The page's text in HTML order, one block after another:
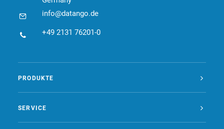
info@datango.de
+49 2131 76201-0
PRODUKTE
SERVICE